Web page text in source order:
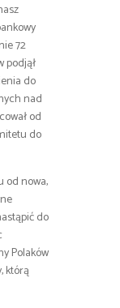
72
podjął
do
nad
od
do
od nowa,
do
Polaków
którą